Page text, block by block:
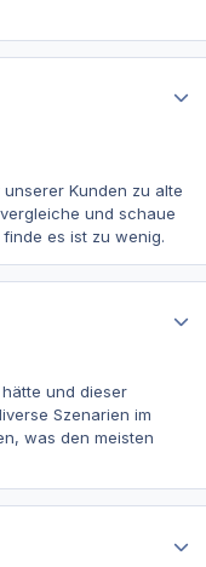
Kunden zu alte
und schaue
es ist zu wenig.
und dieser
Szenarien im
was den meisten